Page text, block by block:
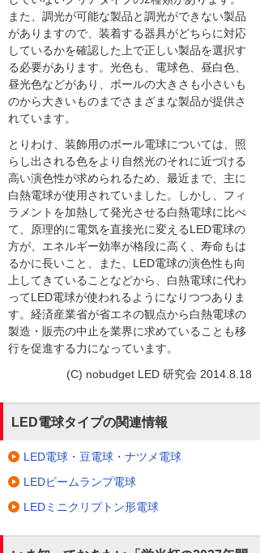
また、調光が可能な製品と調光ができない製品
がありますので、装着する器具がどちらに対応
しているかを確認した上で正しい製品を選択す
る必要があります。光色も、電球色、昼白色、
昼光色などがあり、ボールの大きさも小さいも
のから大きいものまでさまざまな製品が提供さ
れています。
とりわけ、装飾用のボール電球については、照
らし出される色をより自然光のそれに近づける
高い演色性が求められるため、最近まで、主に
白熱電球が使用されていました。しかし、フィ
ラメントを加熱して発光させる白熱電球に比べ
て、原理的に電気を直接光に変えるLED電球の
方が、エネルギー効率が格段に高く、寿命もは
るかに長いこと、また、LED電球の演色性も向
上してきていることなどから、白熱電球に代わ
ってLED電球が使われるようになりつつありま
す。経済産業省が省エネの観点から白熱電球の
製造・販売の中止を業界に求めていることも移
行を促進する力になっています。
(C) nobudget LED 研究会 2014.8.18
LED電球タイプの関連情報
LED電球・豆電球・ナツメ電球
LEDビームランプ電球
LEDミニクリプトン形電球